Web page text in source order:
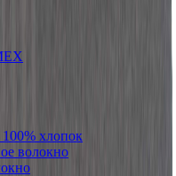
хлопок
волокно